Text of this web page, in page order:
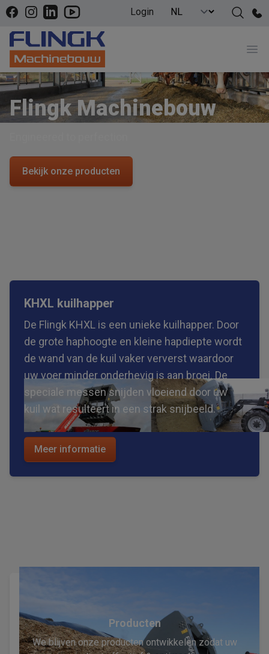
FacebookInstagram
LinkedInYouTube Login
Flingk Machinebouw
Bekijk onze producten
KHXL kuilhapper
De Flingk KHXL is een unieke kuilhapper. Door
de grote haphoogte en kleine hapdiepte wordt
de wand van de kuil vaker ververst waardoor
uw voer minder onderhevig is aan broei. De
speciale messen snijden vloeiend door uw
kuil wat resulteert in een strak snijbeeld.
Meer informatie
Producten
We blijven onze producten ontwikkelen zodat uw